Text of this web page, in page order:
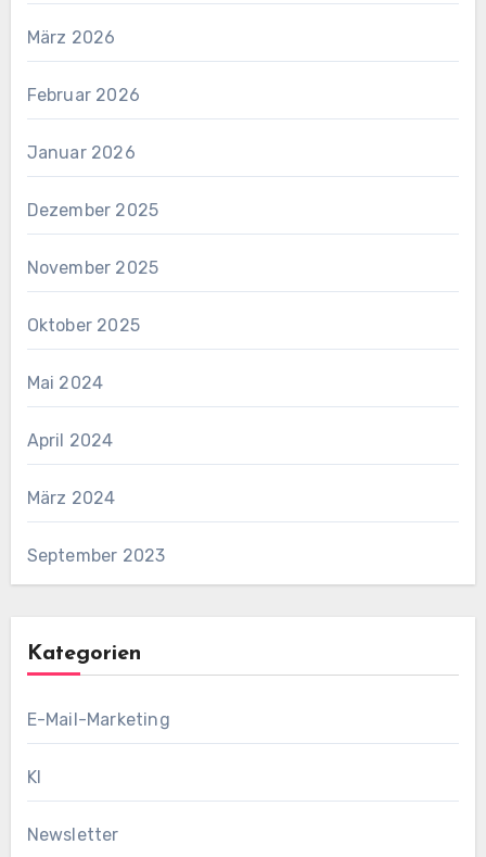
März 2026
Februar 2026
Januar 2026
Dezember 2025
November 2025
Oktober 2025
Mai 2024
April 2024
März 2024
September 2023
Kategorien
E-Mail-Marketing
KI
Newsletter